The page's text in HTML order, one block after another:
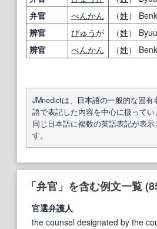
弁官
べんかん （姓）
辨官
びゅうが （姓）
辨官
べんかん （姓）
JMnedictは、日本語の一般的な固
語で表記した内容を中心に扱ってい
同じ日本語に複数の英語表記が表示
す。
「弁官」を含む例文一覧
官選弁護人
the counsel designated by the